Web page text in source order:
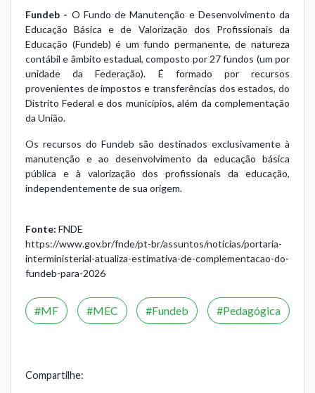
Fundeb - O Fundo de Manutenção e Desenvolvimento da
Educação Básica e de Valorização dos Profissionais da
Educação (Fundeb) é um fundo permanente, de natureza
contábil e âmbito estadual, composto por 27 fundos (um por
unidade da Federação). É formado por recursos
provenientes de impostos e transferências dos estados, do
Distrito Federal e dos municípios, além da complementação
da União.
Os recursos do Fundeb são destinados exclusivamente à
manutenção e ao desenvolvimento da educação básica
pública e à valorização dos profissionais da educação,
independentemente de sua origem.
Fonte: FNDE
https://www.gov.br/fnde/pt-br/assuntos/noticias/portaria-
interministerial-atualiza-estimativa-de-complementacao-do-
fundeb-para-2026
MF MEC Fundeb Pedagógica
Compartilhe: